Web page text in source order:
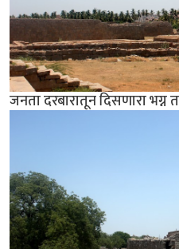
जनता दरबारातून दिसणारा भग्न